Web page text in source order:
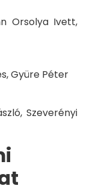
Orsolya Ivett,
Gyüre Péter
Szeverényi